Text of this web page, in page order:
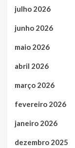
julho 2026
junho 2026
maio 2026
abril 2026
março 2026
fevereiro 2026
janeiro 2026
dezembro 2025